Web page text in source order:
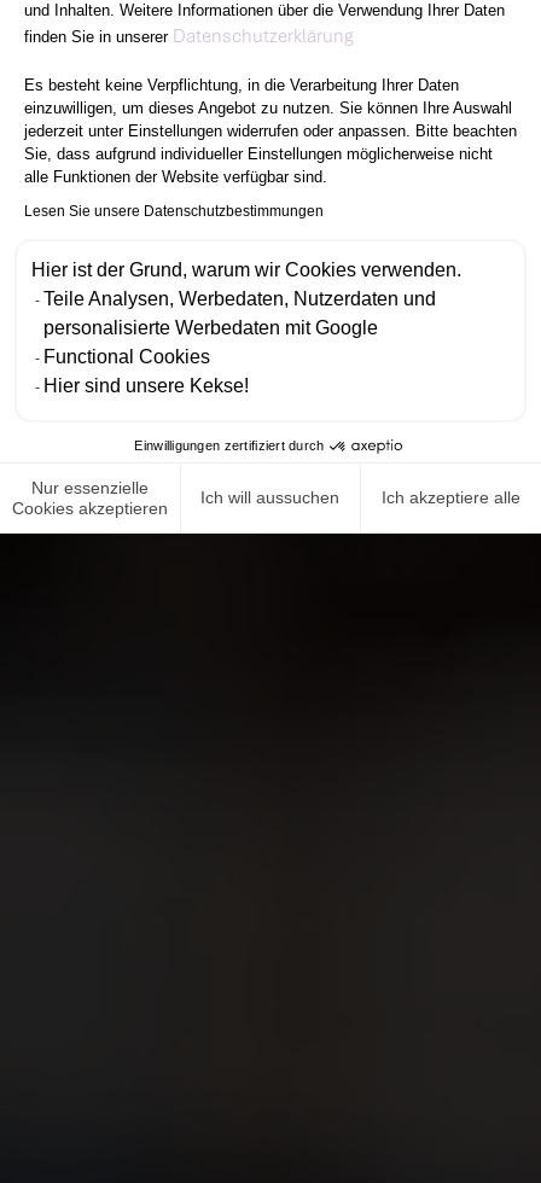
und Inhalten. Weitere Informationen über die Verwendung Ihrer Daten
finden Sie in unserer Datenschutzerklärung
Es besteht keine Verpflichtung, in die Verarbeitung Ihrer Daten
einzuwilligen, um dieses Angebot zu nutzen. Sie können Ihre Auswahl
jederzeit unter Einstellungen widerrufen oder anpassen. Bitte beachten
Sie, dass aufgrund individueller Einstellungen möglicherweise nicht
alle Funktionen der Website verfügbar sind.
Lesen Sie unsere Datenschutzbestimmungen
Hier ist der Grund, warum wir Cookies verwenden.
Teile Analysen, Werbedaten, Nutzerdaten und
personalisierte Werbedaten mit Google
Functional Cookies
Hier sind unsere Kekse!
Einwilligungen zertifiziert durch
Nur essenzielle
Cookies akzeptieren
Ich will aussuchen Ich akzeptiere alle
Axeptio consent